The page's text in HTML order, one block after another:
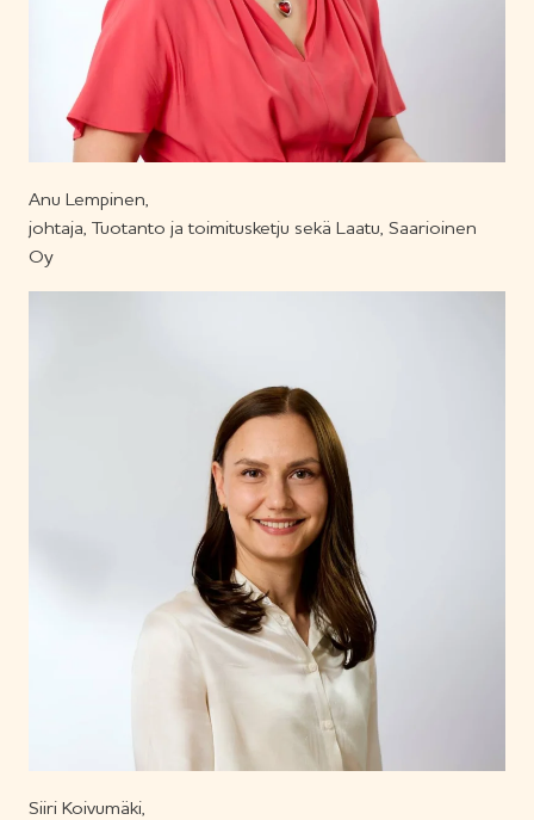
Anu Lempinen,
johtaja, Tuotanto ja toimitusketju sekä Laatu, Saarioinen
Oy
Siiri Koivumäki,